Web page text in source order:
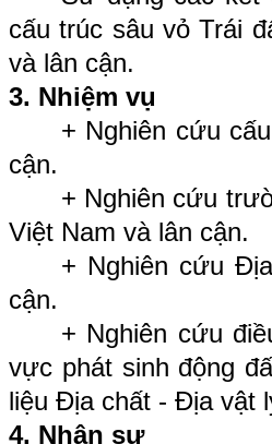
cấu trúc sâu vỏ Trái
và lân cận.
3. Nhiệm vụ
+ Nghiên cứu
cận.
+ Nghiên cứu
Việt Nam và lân cận.
+ Nghiên cứu
cận.
+ Nghiên cứu
vực phát sinh động
liệu Địa chất - Địa vật
4. Nhân sự